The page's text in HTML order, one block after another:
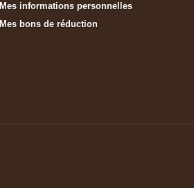
Mes informations personnelles
Mes bons de réduction